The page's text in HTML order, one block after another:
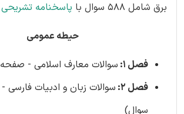
برق شامل 588 سوال با
پاسخنامه تشریحی
حیطه عمومی
فصل 1:
سوالات معارف اسلامی - صفحه 4 (50 سوال)
فصل 2:
سوال)